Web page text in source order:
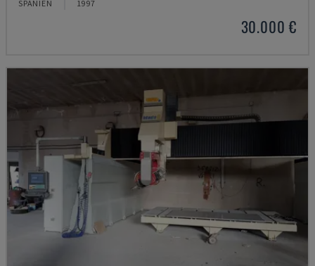
SPANIEN 1997
30.000 €